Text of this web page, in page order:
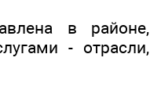
в районе,
- отрасли,